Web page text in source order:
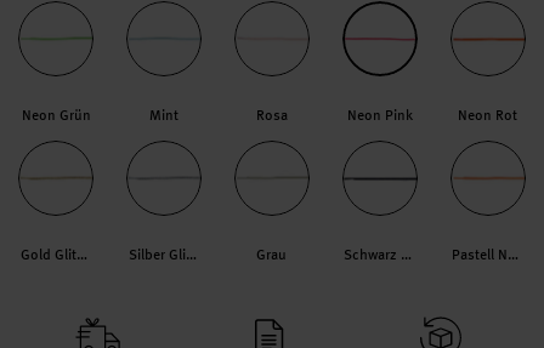
Neon Grün Mint Rosa Neon Pink Neon Rot
Gold Glitzernd Silber Glitzernd Grau Schwarz Glitzernd Pastell Neon